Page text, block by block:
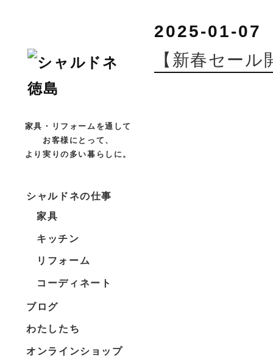
家具・リフォームを通して
お客様にとって、
より実りの多い暮らしに。
シャルドネの仕事
家具
キッチン
リフォーム
コーディネート
ブログ
わたしたち
オンラインショップ
2025-01-07
【新春セール